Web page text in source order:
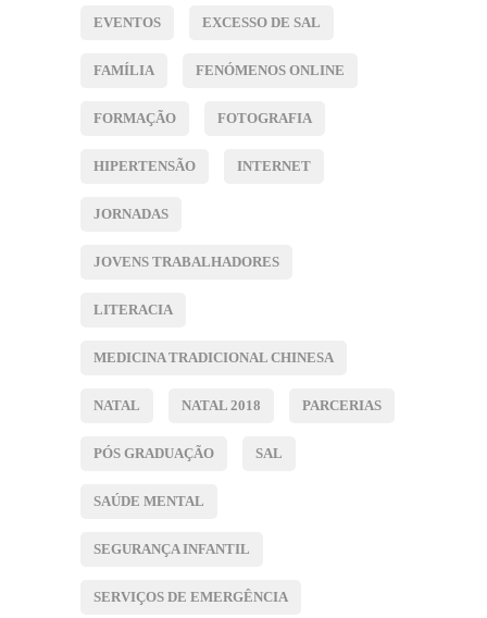
EVENTOS EXCESSO DE SAL
FAMÍLIA FENÓMENOS ONLINE
FORMAÇÃO FOTOGRAFIA
HIPERTENSÃO INTERNET
JORNADAS
JOVENS TRABALHADORES
LITERACIA
MEDICINA TRADICIONAL CHINESA
NATAL NATAL 2018 PARCERIAS
PÓS GRADUAÇÃO SAL
SAÚDE MENTAL
SEGURANÇA INFANTIL
SERVIÇOS DE EMERGÊNCIA